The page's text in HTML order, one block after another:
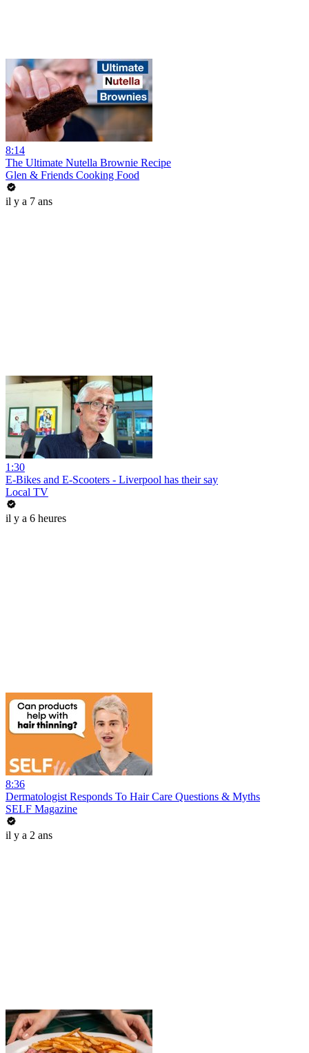
8:14
The Ultimate Nutella Brownie Recipe
Glen & Friends Cooking Food
il y a 7 ans
1:30
E-Bikes and E-Scooters - Liverpool has their say
Local TV
il y a 6 heures
8:36
Dermatologist Responds To Hair Care Questions & Myths
SELF Magazine
il y a 2 ans